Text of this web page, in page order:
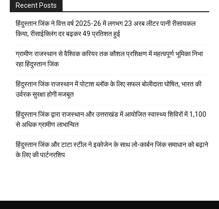
Recent Posts
हिंदुस्तान जिंक ने वित्त वर्ष 2025-26 में लगभग 23 अरब लीटर पानी रीसायकल
किया, रीसाईक्लिंग दर बढ़कर 49 प्रतिशत हुई
ग्रामीण राजस्थान से वैश्विक करियर तक कौशल प्रशिक्षण में महत्वपूर्ण भूमिका निभा
रहा हिंदुस्तान जिंक
हिंदुस्तान जिंक राजस्थान में पोटाश ब्लॉक के लिए सफल बोलीदाता घोषित, भारत की
उर्वरक सुरक्षा होगी मजबूत
हिंदुस्तान जिंक द्वारा राजस्थान और उत्तराखंड में आयोजित स्वास्थ्य शिविरों में 1,100
से अधिक ग्रामीण लाभान्वित
हिंदुस्तान जिंक और टाटा स्टील ने इकोजेन के साथ लो-कार्बन जिंक समाधान को बढ़ाने
के लिए की पार्टनरशिप